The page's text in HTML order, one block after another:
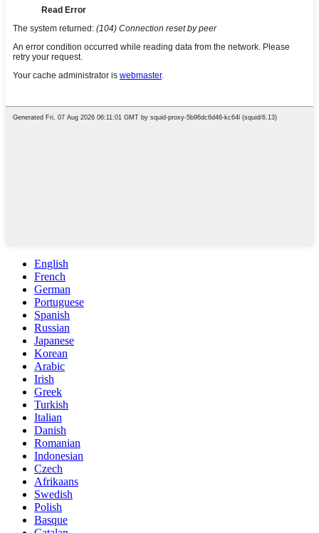
English
French
German
Portuguese
Spanish
Russian
Japanese
Korean
Arabic
Irish
Greek
Turkish
Italian
Danish
Romanian
Indonesian
Czech
Afrikaans
Swedish
Polish
Basque